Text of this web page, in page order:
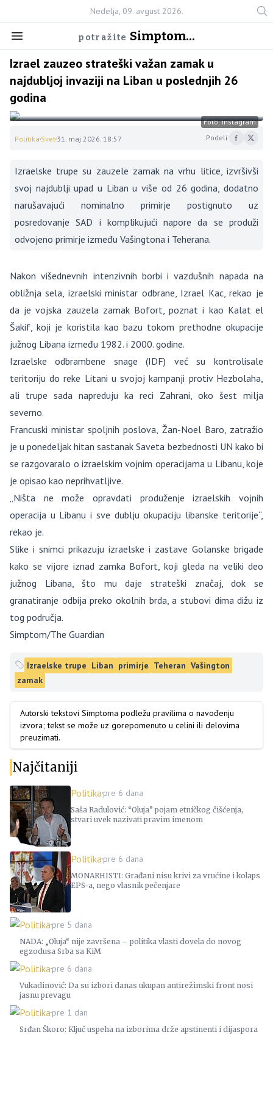
Nedelja, 09. avgust 2026.
potražite Simptom...
Izrael zauzeo strateški važan zamak u
najdubljoj invaziji na Liban u poslednjih 26
godina
Foto: Instagram
Politika Svet 31. maj 2026. 18:57 Podeli:
Izraelske trupe su zauzele zamak na vrhu litice, izvršivši
svoj najdublji upad u Liban u više od 26 godina, dodatno
narušavajući nominalno primirje postignuto uz
posredovanje SAD i komplikujući napore da se produži
odvojeno primirje između Vašingtona i Teherana.
Nakon višednevnih intenzivnih borbi i vazdušnih napada na
obližnja sela, izraelski ministar odbrane, Izrael Kac, rekao je
da je vojska zauzela zamak Bofort, poznat i kao Kalat el
Šakif, koji je koristila kao bazu tokom prethodne okupacije
južnog Libana između 1982. i 2000. godine.
Izraelske odbrambene snage (IDF) već su kontrolisale
teritoriju do reke Litani u svojoj kampanji protiv Hezbolaha,
ali trupe sada napreduju ka reci Zahrani, oko šest milja
severno.
Francuski ministar spoljnih poslova, Žan-Noel Baro, zatražio
je u ponedeljak hitan sastanak Saveta bezbednosti UN kako bi
se razgovaralo o izraelskim vojnim operacijama u Libanu, koje
je opisao kao neprihvatljive.
„Ništa ne može opravdati produženje izraelskih vojnih
operacija u Libanu i sve dublju okupaciju libanske teritorije“,
rekao je.
Slike i snimci prikazuju izraelske i zastave Golanske brigade
kako se vijore iznad zamka Bofort, koji gleda na veliki deo
južnog Libana, što mu daje strateški značaj, dok se
granatiranje odbija preko okolnih brda, a stubovi dima dižu iz
tog područja.
Simptom/The Guardian
Izraelske trupe Liban primirje Teheran Vašington
zamak
Autorski tekstovi Simptoma podležu pravilima o navođenju
izvora; tekst se može uz gorepomenuto u celini ili delovima
preuzimati.
Najčitaniji
Politikapre 6 dana
Saša Radulović: “Oluja” pojam etničkog čišćenja,
stvari uvek nazivati pravim imenom
Politikapre 6 dana
MONARHISTI: Građani nisu krivi za vrućine i kolaps
EPS-a, nego vlasnik pečenjare
Politikapre 5 dana
NADA: „Oluja“ nije završena – politika vlasti dovela do novog
egzodusa Srba sa KiM
Politikapre 6 dana
Vukadinović: Da su izbori danas ukupan antirežimski front nosi
jasnu prevagu
Politikapre 1 dan
Srđan Škoro: Ključ uspeha na izborima drže apstinenti i dijaspora